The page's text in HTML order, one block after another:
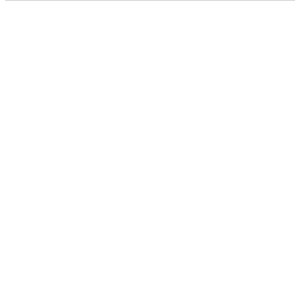
nezodpovedanú otázku, či na nejeden